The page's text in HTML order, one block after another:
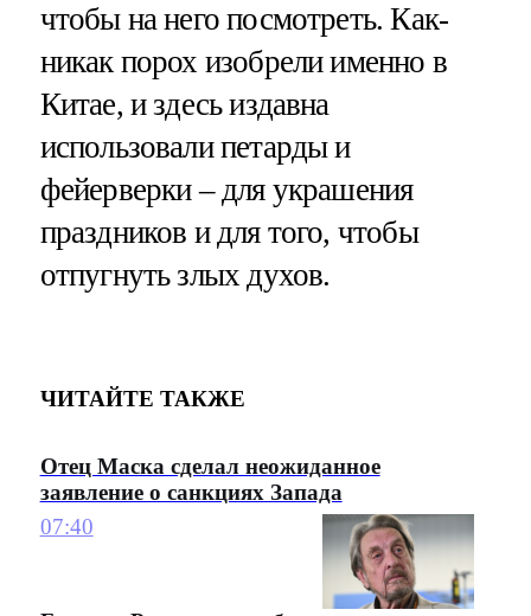
чтобы на него посмотреть. Как-
никак порох изобрели именно в
Китае, и здесь издавна
использовали петарды и
фейерверки – для украшения
праздников и для того, чтобы
отпугнуть злых духов.
ЧИТАЙТЕ ТАКЖЕ
Отец Маска сделал неожиданное
заявление о санкциях Запада
07:40